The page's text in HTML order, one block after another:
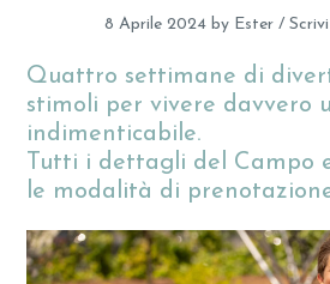
8 Aprile 2024 by Ester /
Quattro settimane di
stimoli per vivere davvero
indimenticabile.
Tutti i dettagli del Campo
le modalità di